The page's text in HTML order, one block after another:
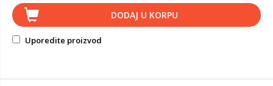
DODAJ U KORPU
Uporedite proizvod